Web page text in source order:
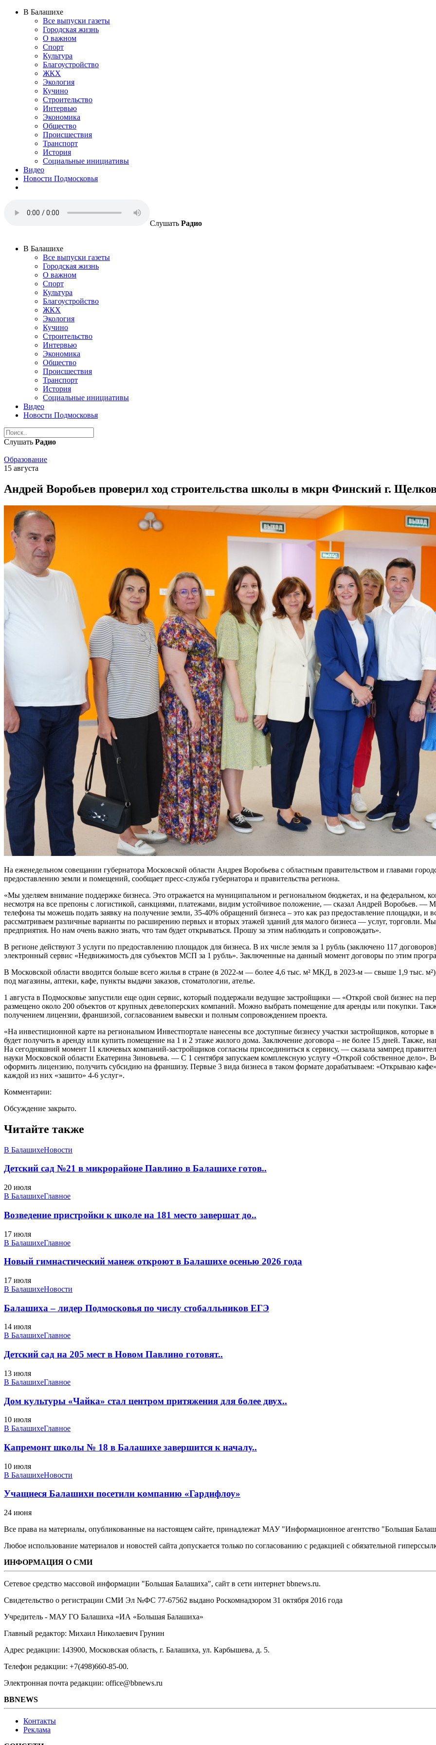
В Балашихе
Все выпуски газеты
Городская жизнь
О важном
Спорт
Культура
Благоустройство
ЖКХ
Экология
Кучино
Строительство
Интервью
Экономика
Общество
Происшествия
Транспорт
История
Социальные инициативы
Видео
Новости Подмосковья
Слушать Радио
В Балашихе
Все выпуски газеты
Городская жизнь
О важном
Спорт
Культура
Благоустройство
ЖКХ
Экология
Кучино
Строительство
Интервью
Экономика
Общество
Происшествия
Транспорт
История
Социальные инициативы
Видео
Новости Подмосковья
Слушать Радио
Образование
15 августа
Андрей Воробьев проверил ход строительства школы в мкрн Финский г.
На еженедельном совещании губернатора Московской области Андрея Воробьева с областным правительством и главами
предоставлению земли и помещений, сообщает пресс-служба губернатора и правительства региона.
«Мы уделяем внимание поддержке бизнеса. Это отражается на муниципальном и региональном бюджетах, и на федеральном,
несмотря на все препоны с логистикой, санкциями, платежами, видим устойчивое положение, — сказал Андрей Воробьев. —
телефона ты можешь подать заявку на получение земли, 35-40% обращений бизнеса – это как раз предоставление площадки,
рассматриваем различные варианты по расширению первых и вторых этажей зданий для малого бизнеса — услуг, торговли.
предприятия. Но нам очень важно знать, что там будет открываться. Прошу за этим наблюдать и сопровождать».
В регионе действуют 3 услуги по предоставлению площадок для бизнеса. В их числе земля за 1 рубль (заключено 117
электронный сервис «Недвижимость для субъектов МСП за 1 рубль». Заключенные на данный момент договоры по этим
В Московской области вводится больше всего жилья в стране (в 2022-м — более 4,6 тыс. м² МКД, в 2023-м — свыше 1,9 тыс.
под магазины, аптеки, кафе, пункты выдачи заказов, стоматологии, ателье.
1 августа в Подмосковье запустили еще один сервис, который поддержали ведущие застройщики — «Открой свой бизнес на
размещено около 200 объектов от крупных девелоперских компаний. Можно выбрать помещение для аренды или покупки.
получением лицензии, франшизой, согласованием вывески и полным сопровождением проекта.
«На инвестиционной карте на региональном Инвестпортале нанесены все доступные бизнесу участки застройщиков,
будет получить в аренду или купить помещение на 1 и 2 этаже жилого дома. Заключение договора – не более 15 дней. Также,
На сегодняшний момент 11 ключевых компаний-застройщиков согласны присоединиться к сервису, — сказала зампред
науки Московской области Екатерина Зиновьева. — С 1 сентября запускаем комплексную услугу «Открой собственное дело».
оформить лицензию, получить субсидию на франшизу. Первые 3 вида бизнеса в таком формате дорабатываем: «Открываю
каждой из них «зашито» 4-6 услуг».
Комментарии:
Обсуждение закрыто.
Читайте также
В БалашихеНовости
Детский сад №21 в микрорайоне Павлино в Балашихе готов..
20 июля
В БалашихеГлавное
Возведение пристройки к школе на 181 место завершат до..
17 июля
В БалашихеГлавное
Новый гимнастический манеж откроют в Балашихе осенью 2026 года
17 июля
В БалашихеНовости
Балашиха – лидер Подмосковья по числу стобалльников ЕГЭ
14 июля
В БалашихеГлавное
Детский сад на 205 мест в Новом Павлино готовят..
13 июля
В БалашихеГлавное
Дом культуры «Чайка» стал центром притяжения для более двух..
10 июля
В БалашихеГлавное
Капремонт школы № 18 в Балашихе завершится к началу..
10 июля
В БалашихеНовости
Учащиеся Балашихи посетили компанию «Гардифлоу»
24 июня
Все права на материалы, опубликованные на настоящем сайте, принадлежат МАУ "Информационное агентство "Большая
Любое использование материалов и новостей сайта допускается только по согласованию с редакцией с обязательной
ИНФОРМАЦИЯ О СМИ
Сетевое средство массовой информации "Большая Балашиха", сайт в сети интернет bbnews.ru.
Свидетельство о регистрации СМИ Эл №ФС ‎77-67562 выдано Роскомнадзором 31 октября 2016 года
Учредитель - МАУ ГО Балашиха «ИА «Большая Балашиха»
Главный редактор: Михаил Николаевич Грунин
Адрес редакции: 143900, Московская область, г. Балашиха, ул. Карбышева, д. 5.
Телефон редакции: +7(498)660-85-00.
Электронная почта редакции: office@bbnews.ru
BBNEWS
Контакты
Реклама